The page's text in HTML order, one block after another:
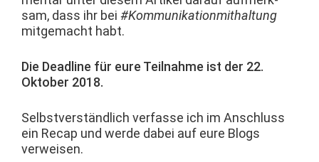
sam, dass ihr bei #Kom­mu­nika­tion­mithal­tung
mit­gemacht habt.
Die Dead­line für eure Teil­nahme ist der 22.
Okto­ber 2018.
Selb­stver­ständlich ver­fasse ich im Anschluss
ein Recap und werde dabei auf eure Blogs
verweisen.